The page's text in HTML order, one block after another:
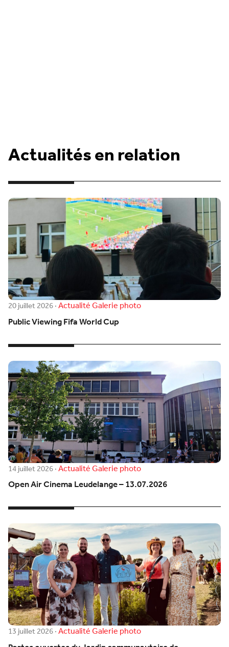
Actualités en relation
20 juillet 2026·ActualitéGalerie photo
Public Viewing Fifa World Cup
14 juillet 2026·ActualitéGalerie photo
Open Air Cinema Leudelange – 13.07.2026
13 juillet 2026·ActualitéGalerie photo